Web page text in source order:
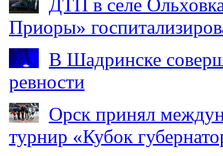
ДТП в селе
Приоры»
В Шадринске
ревности
Орск принял
турнир «Кубок